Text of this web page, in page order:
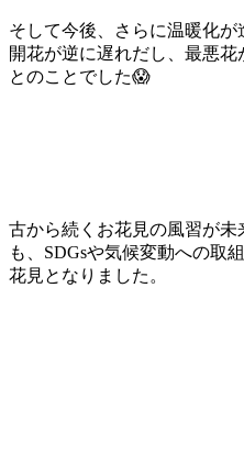
そして今後、さらに温暖化
開花が逆に遅れだし、最悪花
とのことでした😱
古から続くお花見の風習が
も、SDGsや気候変動への取
花見となりました。